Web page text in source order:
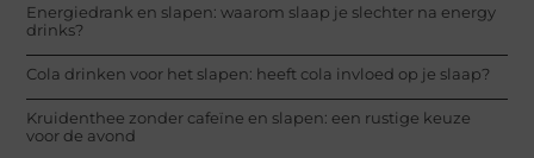
Energiedrank en slapen: waarom slaap je slechter na energy
drinks?
Cola drinken voor het slapen: heeft cola invloed op je slaap?
Kruidenthee zonder cafeïne en slapen: een rustige keuze
voor de avond